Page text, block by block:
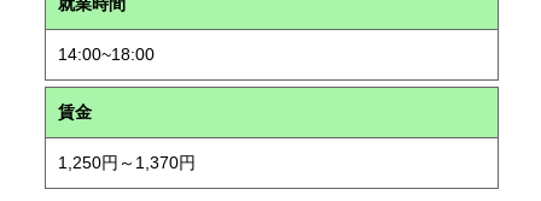
14:00~18:00
賃金
1,250円～1,370円